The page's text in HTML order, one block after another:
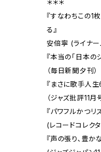
＊＊＊
『すなわちこの
る』
安倍寧 (ライナー
『本当の「日本の
（毎日新聞夕刊）
『まさに歌手人
（ジャズ批評11月
『パワフルかつリ
(レコードコレク
『声の張り、豊